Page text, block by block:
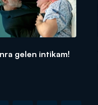
gelen intikam!